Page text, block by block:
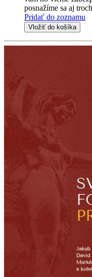
posnažíme sa aj
Pridať do zoznamu
Vložiť do košíka